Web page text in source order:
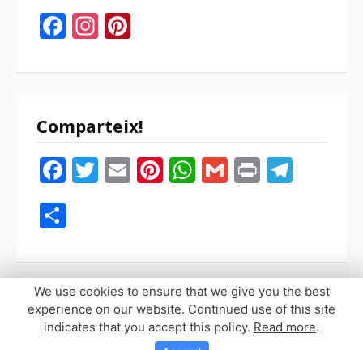
Facebook
Instagram
Comparteix!
Facebook
Twitter
EmailPinterest
WhatsApp
Gmail
Print
Copyright © 2026 Sopaypilla. Todos los derechos reservados.
Tema Fooding por
We use cookies to ensure that we give you the best
experience on our website. Continued use of this site
indicates that you accept this policy. Read more.